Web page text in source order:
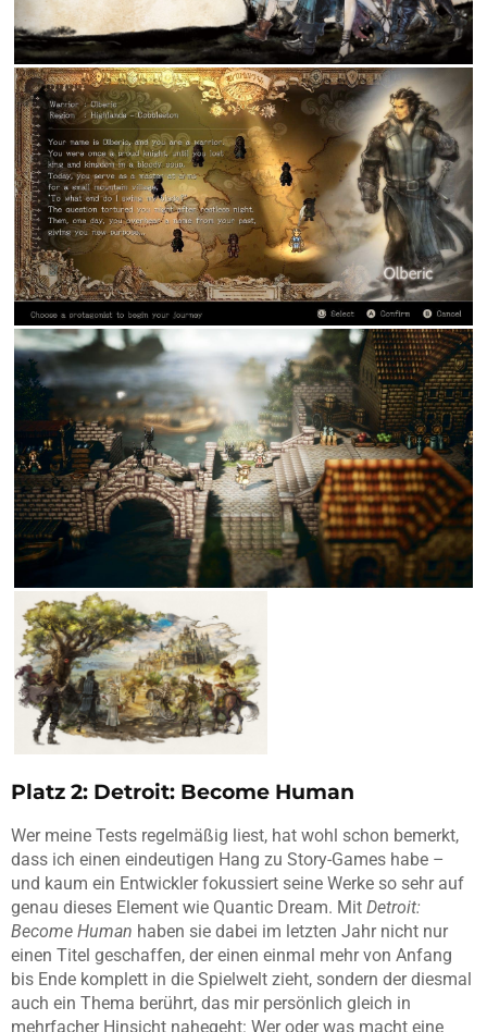
Platz 2: Detroit: Become Human
Wer meine Tests regelmäßig liest, hat wohl schon bemerkt,
dass ich einen eindeutigen Hang zu Story-Games habe –
und kaum ein Entwickler fokussiert seine Werke so sehr auf
genau dieses Element wie Quantic Dream. Mit Detroit:
Become Human haben sie dabei im letzten Jahr nicht nur
einen Titel geschaffen, der einen einmal mehr von Anfang
bis Ende komplett in die Spielwelt zieht, sondern der diesmal
auch ein Thema berührt, das mir persönlich gleich in
mehrfacher Hinsicht nahegeht: Wer oder was macht eine